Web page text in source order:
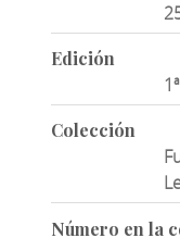
Edición
1ª
Colección
Número en la